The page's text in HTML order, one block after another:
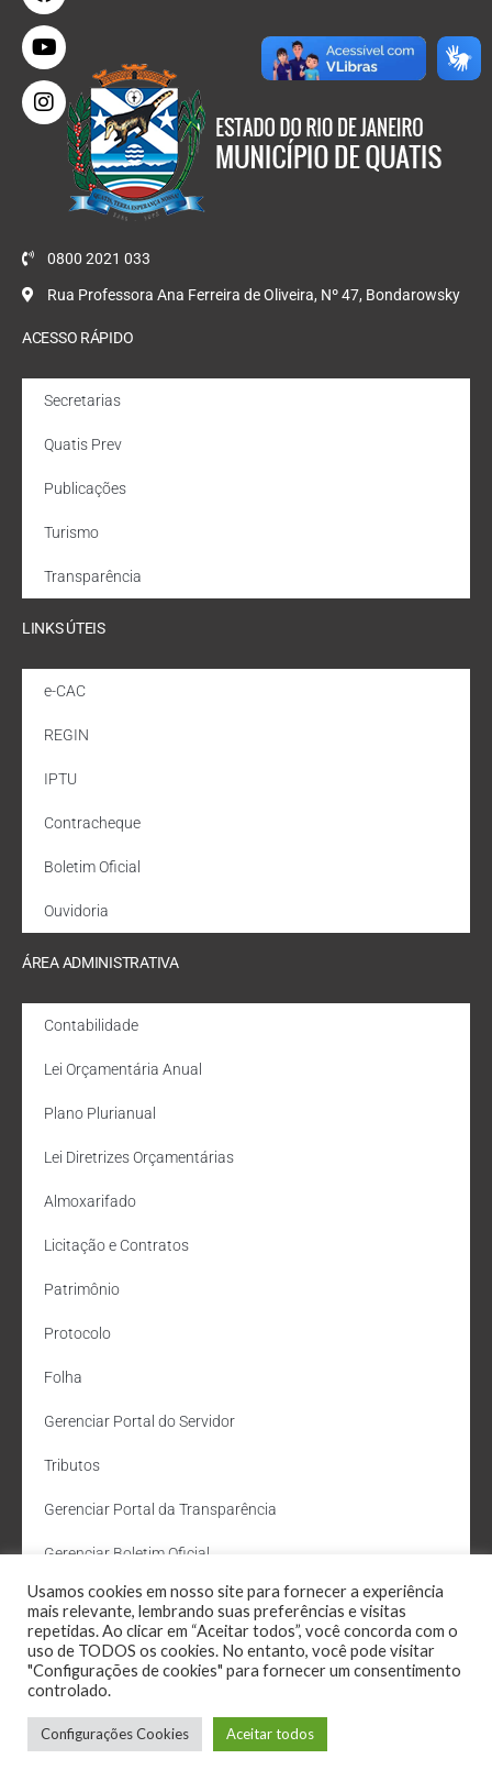
0800 2021 033
Rua Professora Ana Ferreira de Oliveira, Nº 47, Bondarowsky
ACESSO RÁPIDO
Secretarias
Quatis Prev
Publicações
Turismo
Transparência
LINKS ÚTEIS
e-CAC
REGIN
IPTU
Contracheque
Boletim Oficial
Ouvidoria
ÁREA ADMINISTRATIVA
Contabilidade
Lei Orçamentária Anual
Plano Plurianual
Lei Diretrizes Orçamentárias
Almoxarifado
Licitação e Contratos
Patrimônio
Protocolo
Folha
Gerenciar Portal do Servidor
Tributos
Gerenciar Portal da Transparência
Gerenciar Boletim Oficial
Departamento de Água e Esgoto
Administração Site
Webmail
Usamos cookies em nosso site para fornecer a experiência
mais relevante, lembrando suas preferências e visitas
repetidas. Ao clicar em “Aceitar todos”, você concorda com o
uso de TODOS os cookies. No entanto, você pode visitar
"Configurações de cookies" para fornecer um consentimento
controlado.
Configurações Cookies Aceitar todos